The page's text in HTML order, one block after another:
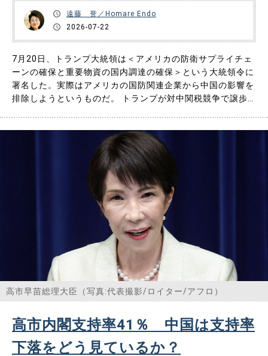
遠藤 誉／Homare Endo
2026-07-22
7月20日、トランプ大統領は＜アメリカの防衛サプライチェ
ーンの確保と重要物資の国内調達の確保＞という大統領令に
署名した。実際はアメリカの国防関連企業から中国の影響を
排除しようというものだ。 トランプが対中関税競争で譲歩
アアースなどの輸出規制で徹底して対抗したからだ。だから
トランプはG2構想……
高市早苗総理大臣（写真:代表撮影/ロイター/アフロ）
高市内閣支持率41％ 中国は支持率
下落をどう見ているか？